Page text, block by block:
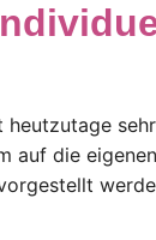
auf die